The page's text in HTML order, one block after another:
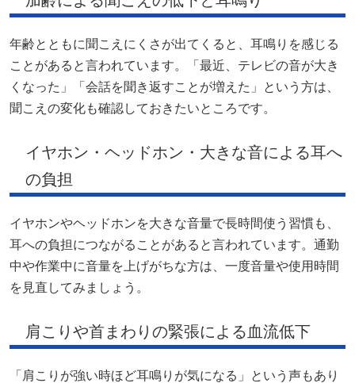
年齢とともに聞こえにくさが出てくると、耳鳴りを感じる
ことがあると言われています。「最近、テレビの音が大き
くなった」「会話を聞き返すことが増えた」という方は、
聞こえの変化も確認しておきたいところです。
イヤホン・ヘッドホン・大きな音による耳へ
の負担
イヤホンやヘッドホンを大きな音量で長時間使う習慣も、
耳への負担につながることがあると言われています。通勤
中や作業中に音量を上げがちな方は、一度音量や使用時間
を見直してみましょう。
肩こりや首まわりの緊張による血流低下
「肩こりが強い時ほど耳鳴りが気になる」という声もあり